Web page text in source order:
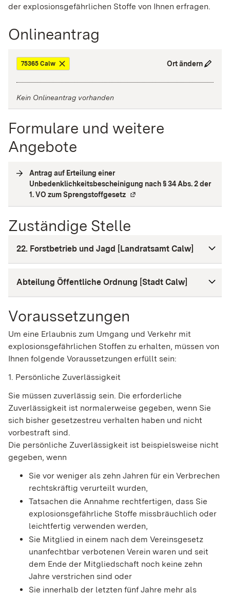
der explosionsgefährlichen Stoffe von Ihnen erfragen.
Onlineantrag
75365 Calw Ort ändern
Kein Onlineantrag vorhanden
Formulare und weitere
Angebote
Antrag auf Erteilung einer
Unbedenklichkeitsbescheinigung nach § 34 Abs. 2 der
1. VO zum Sprengstoffgesetz Externe Verlinkung
Zuständige Stelle
22. Forstbetrieb und Jagd [Landratsamt Calw]
Abteilung Öffentliche Ordnung [Stadt Calw]
Voraussetzungen
Um eine Erlaubnis zum Umgang und Verkehr mit
explosionsgefährlichen Stoffen zu erhalten, müssen von
Ihnen folgende Voraussetzungen erfüllt sein:
1. Persönliche Zuverlässigkeit
Sie müssen zuverlässig sein. Die erforderliche
Zuverlässigkeit ist normalerweise gegeben, wenn Sie
sich bisher gesetzestreu verhalten haben und nicht
vorbestraft sind.
Die persönliche Zuverlässigkeit ist beispielsweise nicht
gegeben, wenn
Sie vor weniger als zehn Jahren für ein Verbrechen
rechtskräftig verurteilt wurden,
Tatsachen die Annahme rechtfertigen, dass Sie
explosionsgefährliche Stoffe missbräuchlich oder
leichtfertig verwenden werden,
Sie Mitglied in einem nach dem Vereinsgesetz
unanfechtbar verbotenen Verein waren und seit
dem Ende der Mitgliedschaft noch keine zehn
Jahre verstrichen sind oder
Sie innerhalb der letzten fünf Jahre mehr als